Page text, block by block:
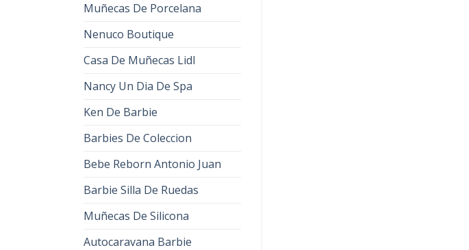
Muñecas De Porcelana
Nenuco Boutique
Casa De Muñecas Lidl
Nancy Un Dia De Spa
Ken De Barbie
Barbies De Coleccion
Bebe Reborn Antonio Juan
Barbie Silla De Ruedas
Muñecas De Silicona
Autocaravana Barbie